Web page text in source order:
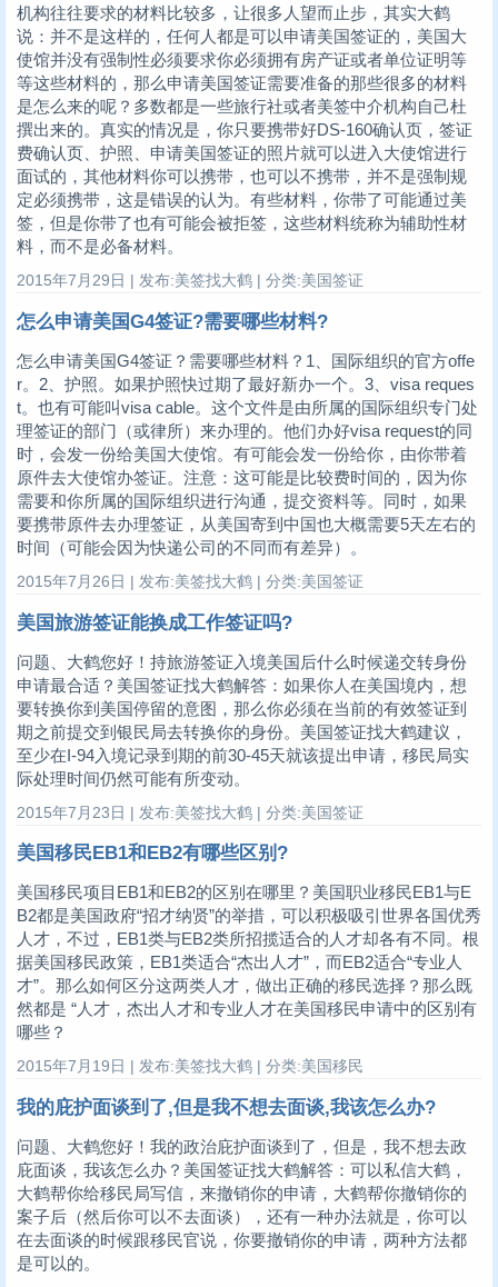
机构往往要求的材料比较多，让很多人望而止步，其实大鹤
说：并不是这样的，任何人都是可以申请美国签证的，美国大
使馆并没有强制性必须要求你必须拥有房产证或者单位证明等
等这些材料的，那么申请美国签证需要准备的那些很多的材料
是怎么来的呢？多数都是一些旅行社或者美签中介机构自己杜
撰出来的。真实的情况是，你只要携带好DS-160确认页，签证
费确认页、护照、申请美国签证的照片就可以进入大使馆进行
面试的，其他材料你可以携带，也可以不携带，并不是强制规
定必须携带，这是错误的认为。有些材料，你带了可能通过美
签，但是你带了也有可能会被拒签，这些材料统称为辅助性材
料，而不是必备材料。
2015年7月29日 | 发布:美签找大鹤 | 分类:美国签证
怎么申请美国G4签证?需要哪些材料?
怎么申请美国G4签证？需要哪些材料？1、国际组织的官方offe
r。2、护照。如果护照快过期了最好新办一个。3、visa reques
t。也有可能叫visa cable。这个文件是由所属的国际组织专门处
理签证的部门（或律所）来办理的。他们办好visa request的同
时，会发一份给美国大使馆。有可能会发一份给你，由你带着
原件去大使馆办签证。注意：这可能是比较费时间的，因为你
需要和你所属的国际组织进行沟通，提交资料等。同时，如果
要携带原件去办理签证，从美国寄到中国也大概需要5天左右的
时间（可能会因为快递公司的不同而有差异）。
2015年7月26日 | 发布:美签找大鹤 | 分类:美国签证
美国旅游签证能换成工作签证吗?
问题、大鹤您好！持旅游签证入境美国后什么时候递交转身份
申请最合适？美国签证找大鹤解答：如果你人在美国境内，想
要转换你到美国停留的意图，那么你必须在当前的有效签证到
期之前提交到银民局去转换你的身份。美国签证找大鹤建议，
至少在I-94入境记录到期的前30-45天就该提出申请，移民局实
际处理时间仍然可能有所变动。
2015年7月23日 | 发布:美签找大鹤 | 分类:美国签证
美国移民EB1和EB2有哪些区别?
美国移民项目EB1和EB2的区别在哪里？美国职业移民EB1与E
B2都是美国政府“招才纳贤”的举措，可以积极吸引世界各国优秀
人才，不过，EB1类与EB2类所招揽适合的人才却各有不同。根
据美国移民政策，EB1类适合“杰出人才”，而EB2适合“专业人
才”。那么如何区分这两类人才，做出正确的移民选择？那么既
然都是 “人才，杰出人才和专业人才在美国移民申请中的区别有
哪些？
2015年7月19日 | 发布:美签找大鹤 | 分类:美国移民
我的庇护面谈到了,但是我不想去面谈,我该怎么办?
问题、大鹤您好！我的政治庇护面谈到了，但是，我不想去政
庇面谈，我该怎么办？美国签证找大鹤解答：可以私信大鹤，
大鹤帮你给移民局写信，来撤销你的申请，大鹤帮你撤销你的
案子后（然后你可以不去面谈），还有一种办法就是，你可以
在去面谈的时候跟移民官说，你要撤销你的申请，两种方法都
是可以的。